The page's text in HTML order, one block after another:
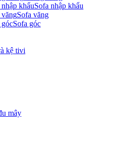
Sofa nhập khẩu
Sofa văng
Sofa góc
kệ tivi
mây